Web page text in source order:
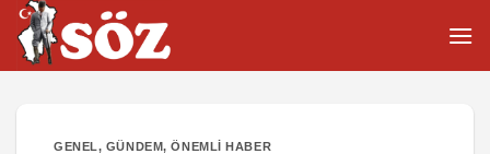
İçeriğe
atla
GENEL, GÜNDEM,ÖNEMLI HABER